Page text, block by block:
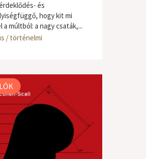
és
hogy kit mi
a múltból: a nagy csaták,...
/ történelmi